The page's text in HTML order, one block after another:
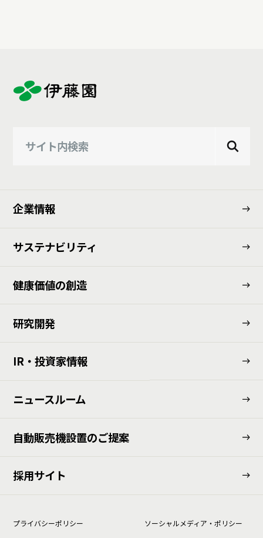
企業情報
サステナビリティ
健康価値の創造
研究開発
IR・投資家情報
ニュースルーム
⾃動販売機設置のご提案
採用サイト
プライバシーポリシー
ソーシャルメディア・ポリシー